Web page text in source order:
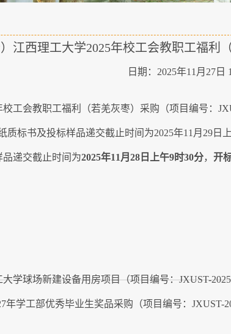
江西理工大学2025年校工会教职工福利
日期：2025年11月27日
工会教职工福利（若羌灰枣）采购（项目编号：
质标书及投标样品递交截止时间为2025年11月29日
递交截止时间为2025年11月28日上午9时30分， 开
学球场新建设备用房项目（项目编号：JXUST-
年学工部优秀毕业生奖品采购（项目编号：JXUST-